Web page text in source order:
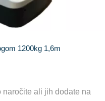
1200kg 1,6m
naročite ali jih dodate na